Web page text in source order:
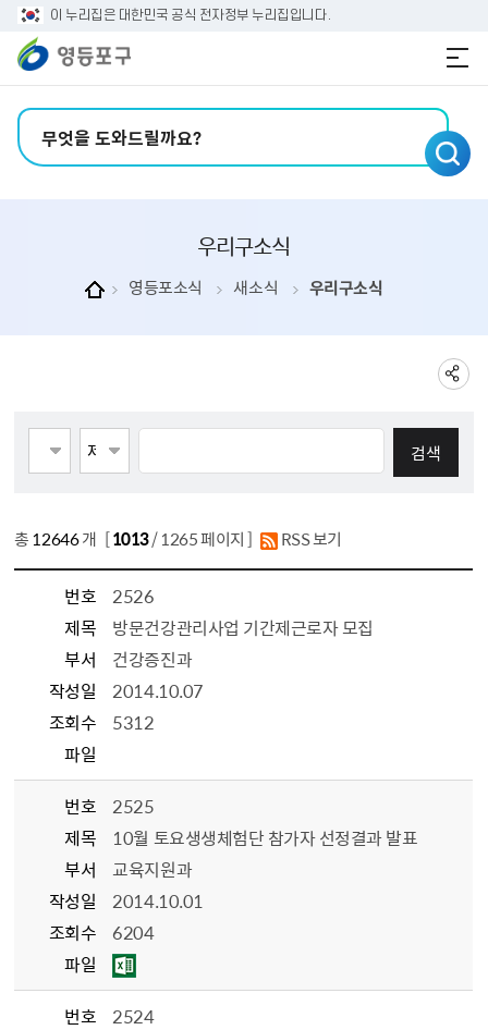
본문 바로가기
주메뉴 바로가기
이 누리집은 대한민국 공식 전자정부 누리집입니다.
우리구소식
영등포소식 새소식 우리구소식
총12646개 [1013/ 1265 페이지 ] RSS 보기
번호
2526
제목
방문건강관리사업 기간제근로자 모집
부서
건강증진과
작성일
2014.10.07
조회수
5312
파일
번호
2525
제목
10월 토요생생체험단 참가자 선정결과 발표
부서
교육지원과
작성일
2014.10.01
조회수
6204
파일
번호
2524